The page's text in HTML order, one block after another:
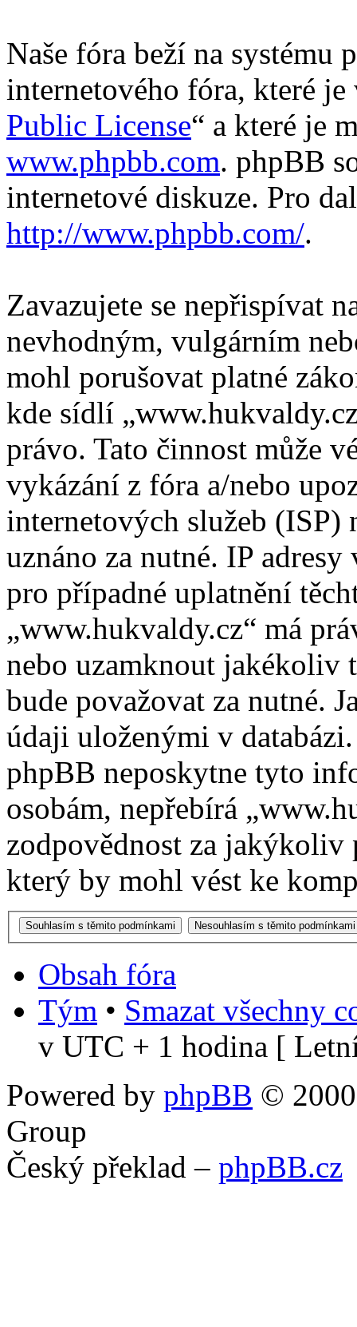
Naše fóra beží na systému
internetového fóra, které
Public License“ a které je
www.phpbb.com. phpBB
internetové diskuze. Pro
http://www.phpbb.com/.
Zavazujete se nepřispívat
nevhodným, vulgárním
mohl porušovat platné
kde sídlí
právo. Tato činnost může
vykázání z fóra a/nebo
internetových služeb (ISP)
uznáno za nutné. IP
pro případné uplatnění
„www.hukvaldy.cz“ má
nebo uzamknout jakékoliv
bude považovat za nutné.
údaji uloženými v
phpBB neposkytne tyto
osobám, nepřebírá
zodpovědnost za
který by mohl vést ke
Obsah fóra
Tým • Smazat všechny
v UTC + 1 hodina [
Powered by phpBB ©
Group
Český překlad – phpBB.cz